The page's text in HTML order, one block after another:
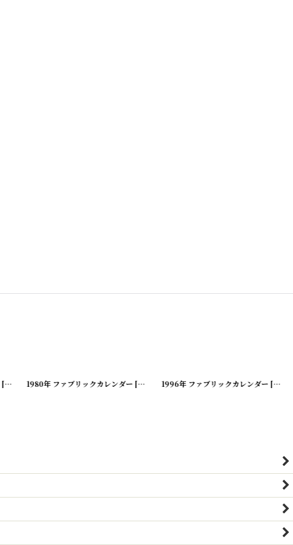
[20200419-183]
1980年 ファブリックカレンダー [20200419-185 ]
1996年 ファブリックカレンダー [